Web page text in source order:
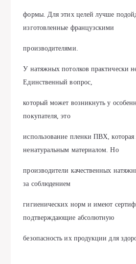
формы. Для этих целей лучше
изготовленные французскими
производителями.
У натяжных потолков практически
Единственный вопрос,
который может возникнуть у
покупателя, это
использование пленки ПВХ, которая
ненатуральным материалом. Но
производители качественных
за соблюдением
гигиенических норм и имеют
подтверждающие абсолютную
безопасность их продукции для